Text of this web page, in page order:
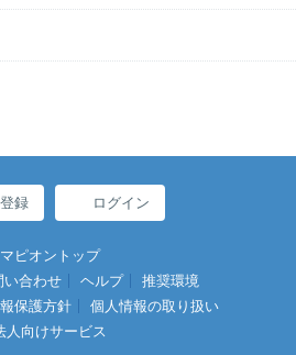
録 ログイン
マピオントップ
い合わせ ヘルプ
推奨環境
保護方針
個人情報の取り扱い
人向けサービス